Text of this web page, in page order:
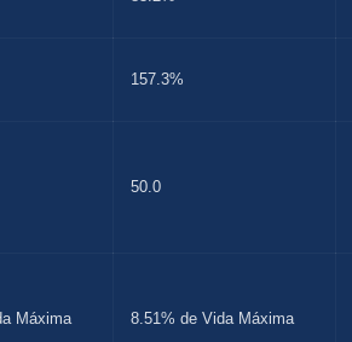
157.3%
50.0
Máxima 8.51% de Vida Máxima